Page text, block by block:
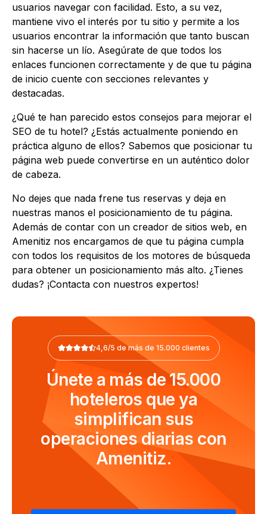
usuarios navegar con facilidad. Esto, a su vez,
mantiene vivo el interés por tu sitio y permite a los
usuarios encontrar la información que tanto buscan
sin hacerse un lío. Asegúrate de que todos los
enlaces funcionen correctamente y de que tu página
de inicio cuente con secciones relevantes y
destacadas.
¿Qué te han parecido estos consejos para mejorar el
SEO de tu hotel? ¿Estás actualmente poniendo en
práctica alguno de ellos? Sabemos que posicionar tu
página web puede convertirse en un auténtico dolor
de cabeza.
No dejes que nada frene tus reservas y deja en
nuestras manos el posicionamiento de tu página.
Además de contar con un creador de sitios web, en
Amenitiz nos encargamos de que tu página cumpla
con todos los requisitos de los motores de búsqueda
para obtener un posicionamiento más alto. ¿Tienes
dudas? ¡Contacta con nuestros expertos!
4,6/5 de más de 15.000 clientes
Únete a más de 15.000
hoteleros que ya
simplifican sus
operaciones diarias con
Amenitiz.